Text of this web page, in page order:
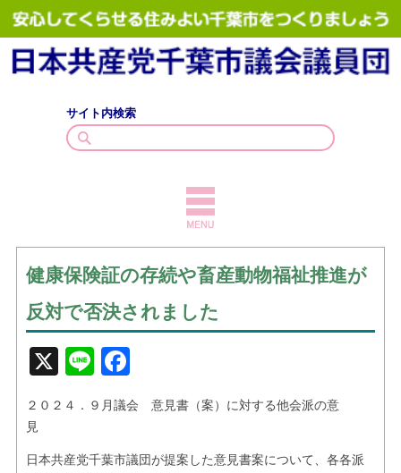
サイト内検索
議会質問
政策・見解
お問い合せ
健康保険証の存続や畜産動物福祉推進が
反対で否決されました
X Line
２０２４．９月議会 意見書（案）に対する他会派の意
見
日本共産党千葉市議団が提案した意見書案について、各各派